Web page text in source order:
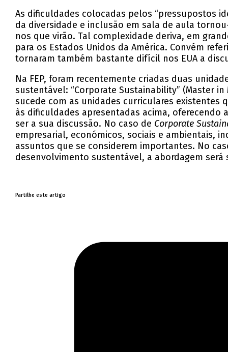
As dificuldades colocadas pelos “pressupostos
da diversidade e inclusão em sala de aula
nos que virão. Tal complexidade deriva, em
para os Estados Unidos da América. Convém
tornaram também bastante difícil nos EUA a
Na FEP, foram recentemente criadas duas
sustentável: “Corporate Sustainability” (Master in
sucede com as unidades curriculares
às dificuldades apresentadas acima,
ser a sua discussão. No caso de Corporate
empresarial, económicos, sociais e ambientais,
assuntos que se considerem importantes. No
desenvolvimento sustentável, a abordagem será
Partilhe este artigo